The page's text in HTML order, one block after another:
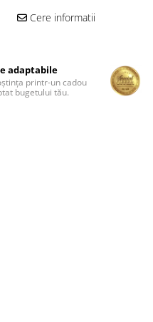
Cere informatii
adaptabile
printr-un cadou
bugetului tău.